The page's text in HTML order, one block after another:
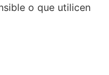
o que utilicen